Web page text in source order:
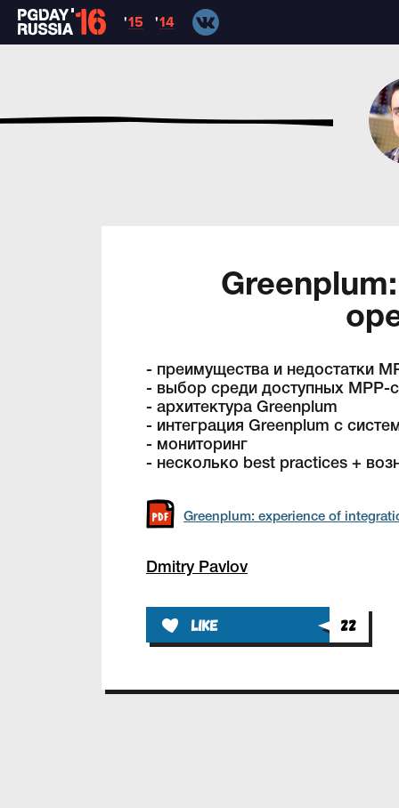
'15 '14
- преимущества и недостатки
- выбор среди доступных MPP-
- архитектура Greenplum
- интеграция Greenplum c
- мониторинг
- несколько best practices +
Greenplum: experience of
Dmitry Pavlov
like 22